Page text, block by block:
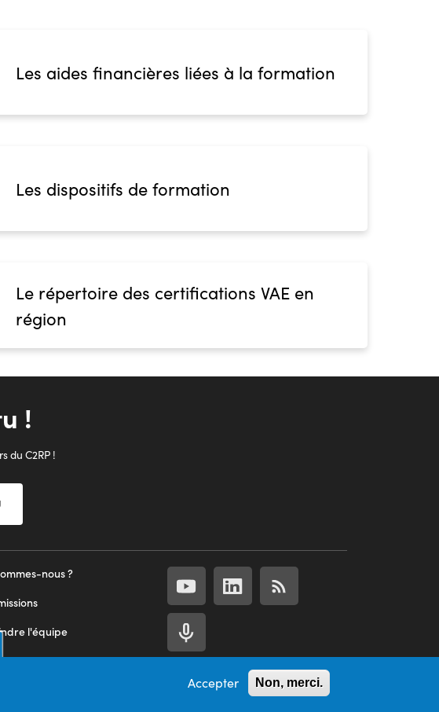
Les aides financières liées à la formation
Les dispositifs de formation
Le répertoire des certifications VAE en
région
!
du C2RP !
nous ?
l'équipe
contacter
Accepter Non, merci.